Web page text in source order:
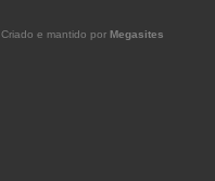
Criado e mantido por Megasites